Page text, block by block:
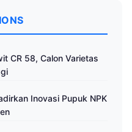
CR 58, Calon Varietas
Inovasi Pupuk NPK